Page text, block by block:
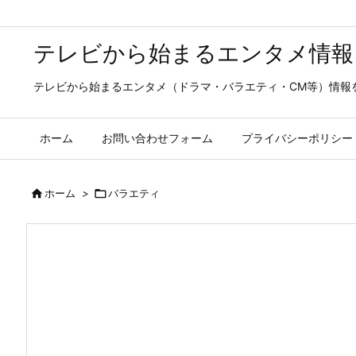
テレビから始まるエンタメ情報
テレビから始まるエンタメ（ドラマ・バラエティ・CM等）情報
ホーム お問い合わせフォーム プライバシーポリシー
ホーム > バラエティ